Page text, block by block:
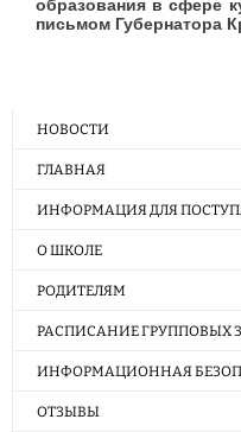
образования в сфере
письмом Губернатора
НОВОСТИ
ГЛАВНАЯ
ИНФОРМАЦИЯ ДЛЯ
О ШКОЛЕ
РОДИТЕЛЯМ
РАСПИСАНИЕ ГРУППОВЫХ
ИНФОРМАЦИОННАЯ
ОТЗЫВЫ